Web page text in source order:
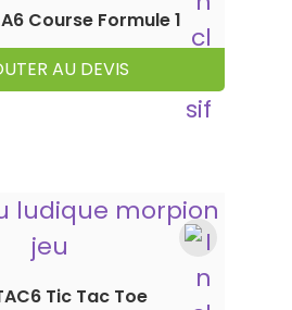
Course Formule 1
AU DEVIS
Tic Tac Toe